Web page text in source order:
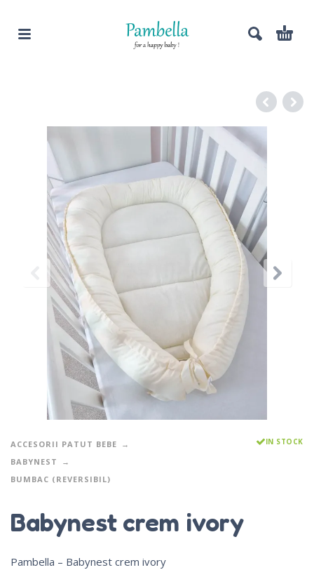
ACCESORII PATUT BEBE
BABYNEST
BUMBAC (REVERSIBIL)
IN STOCK
Babynest crem ivory
Pambella – Babynest crem ivory